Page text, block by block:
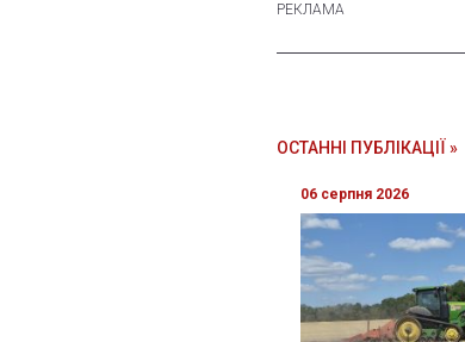
ОСТАННІ ПУБЛІКАЦІЇ »
06 серпня 2026